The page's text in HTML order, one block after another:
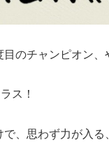
のチャンピオン、
ス！
、思わず力が入る